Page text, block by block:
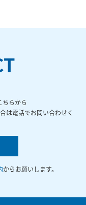
らから
は電話でお問い合わせく
からお願いします。